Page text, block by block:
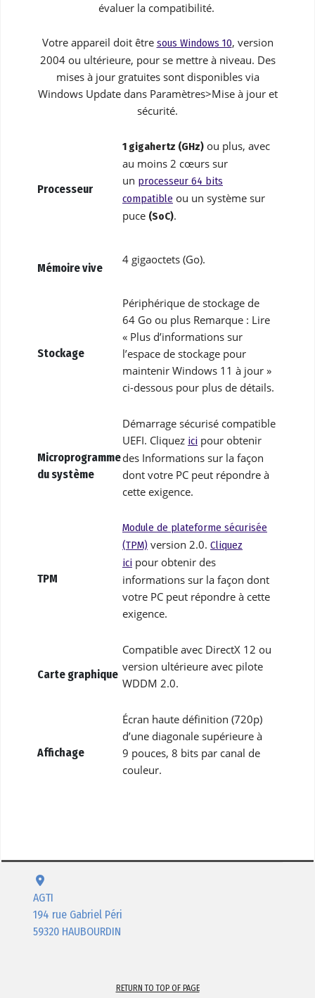
évaluer la compatibilité.
Votre appareil doit être sous Windows 10, version
2004 ou ultérieure, pour se mettre à niveau. Des
mises à jour gratuites sont disponibles via
Windows Update dans Paramètres>Mise à jour et
sécurité.
Processeur
1 gigahertz (GHz) ou plus, avec
au moins 2 cœurs sur
un processeur 64 bits
compatible ou un système sur
puce (SoC).
Mémoire vive
4 gigaoctets (Go).
Stockage
Périphérique de stockage de
64 Go ou plus Remarque : Lire
« Plus d’informations sur
l’espace de stockage pour
maintenir Windows 11 à jour »
ci-dessous pour plus de détails.
Microprogramme
du système
Démarrage sécurisé compatible
UEFI. Cliquez ici pour obtenir
des Informations sur la façon
dont votre PC peut répondre à
cette exigence.
TPM
Module de plateforme sécurisée
(TPM) version 2.0. Cliquez
ici pour obtenir des
informations sur la façon dont
votre PC peut répondre à cette
exigence.
Carte graphique
Compatible avec DirectX 12 ou
version ultérieure avec pilote
WDDM 2.0.
Affichage
Écran haute définition (720p)
d’une diagonale supérieure à
9 pouces, 8 bits par canal de
couleur.
AGTI
194 rue Gabriel Péri
59320 HAUBOURDIN
RETURN TO TOP OF PAGE